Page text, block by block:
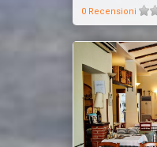
0 Recensioni